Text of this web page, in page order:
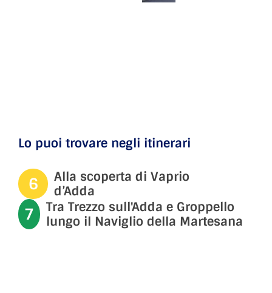
Lo puoi trovare negli itinerari
6
Alla scoperta di Vaprio
d’Adda
7
Tra Trezzo sull'Adda e Groppello
lungo il Naviglio della Martesana